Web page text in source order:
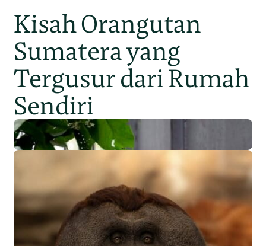
Kisah Orangutan
Sumatera yang
Tergusur dari Rumah
Sendiri